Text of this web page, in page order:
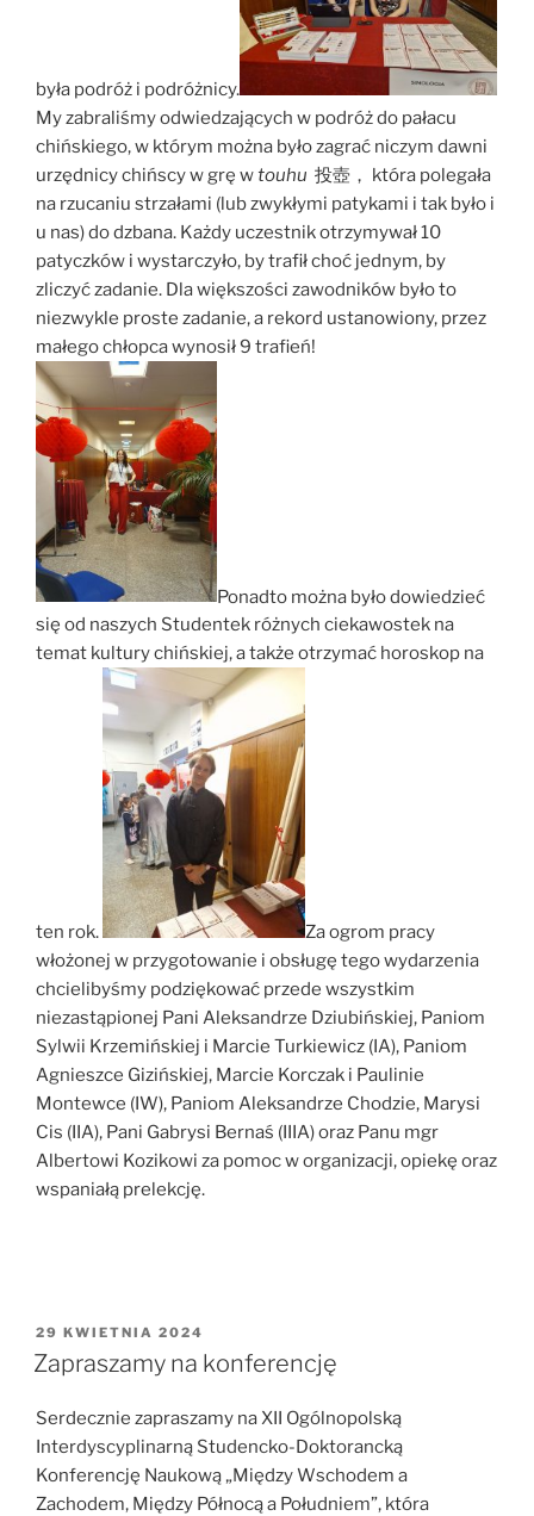
była podróż i podróżnicy.
My zabraliśmy odwiedzających w podróż do pałacu
chińskiego, w którym można było zagrać niczym dawni
urzędnicy chińscy w grę wtouhu 投壺， która polegała
na rzucaniu strzałami (lub zwykłymi patykami i tak było i
u nas) do dzbana. Każdy uczestnik otrzymywał 10
patyczków i wystarczyło, by trafił choć jednym, by
zliczyć zadanie. Dla większości zawodników było to
niezwykle proste zadanie, a rekord ustanowiony, przez
małego chłopca wynosił 9 trafień!
Ponadto można było dowiedzieć
się od naszych Studentek różnych ciekawostek na
temat kultury chińskiej, a także otrzymać horoskop na
ten rok.
Za ogrom pracy
włożonej w przygotowanie i obsługę tego wydarzenia
chcielibyśmy podziękować przede wszystkim
niezastąpionej Pani Aleksandrze Dziubińskiej, Paniom
Sylwii Krzemińskiej i Marcie Turkiewicz (IA), Paniom
Agnieszce Gizińskiej, Marcie Korczak i Paulinie
Montewce (IW), Paniom Aleksandrze Chodzie, Marysi
Cis (IIA), Pani Gabrysi Bernaś (IIIA) oraz Panu mgr
Albertowi Kozikowi za pomoc w organizacji, opiekę oraz
wspaniałą prelekcję.
OPUBLIKOWANE
W
29 KWIETNIA 2024
Zapraszamy na konferencję
Serdecznie zapraszamy na XII Ogólnopolską
Interdyscyplinarną Studencko-Doktorancką
Konferencję Naukową „Między Wschodem a
Zachodem, Między Północą a Południem”, która